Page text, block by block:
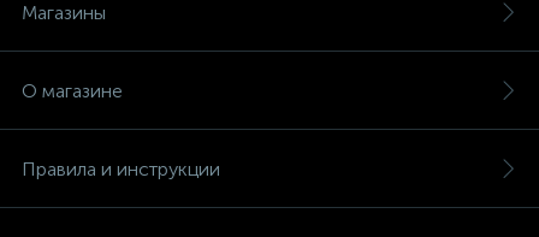
Магазины
О магазине
Правила и инструкции